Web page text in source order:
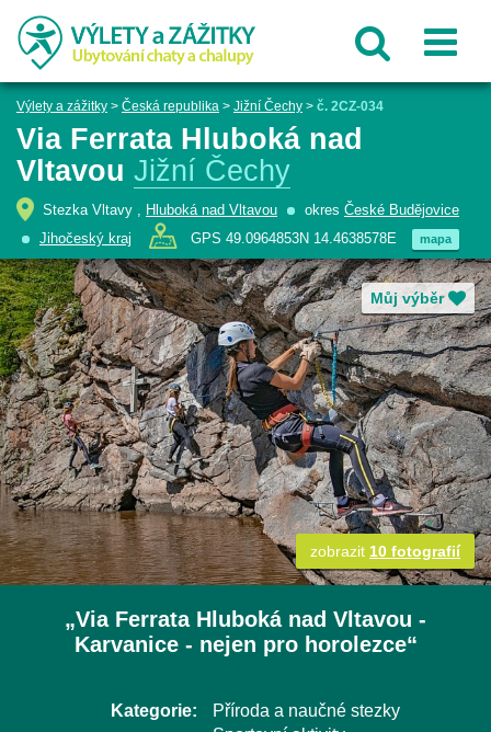
Výlety a zážitky > Česká republika > Jižní Čechy > č. 2CZ-034
Via Ferrata Hluboká nad
Vltavou Jižní Čechy
Stezka Vltavy , Hluboká nad Vltavou okres České Budějovice
Jihočeský kraj
GPS 49.0964853N 14.4638578E mapa
Můj výběr
zobrazit 10 fotografií
„Via Ferrata Hluboká nad Vltavou -
Karvanice - nejen pro horolezce“
Kategorie:
Příroda a naučné stezky